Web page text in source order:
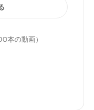
本の動画）